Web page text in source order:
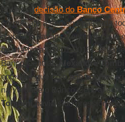
Então, adecisão doBanco
porque até a semana passada
o público davam a entender que
quarta-feira (20-01-2016). E na
Banco Central,Alexandre
entender que isso não
na verdade o Banco Central
Tombini
havia sido pressionado